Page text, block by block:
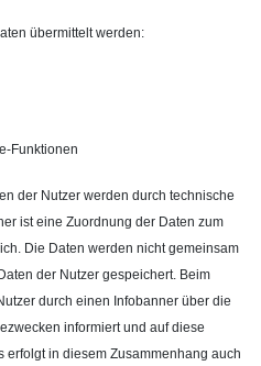
übermittelt werden:
Funktionen
der Nutzer werden durch technische
ist eine Zuordnung der Daten zum
Die Daten werden nicht gemeinsam
der Nutzer gespeichert. Beim
durch einen Infobanner über die
informiert und auf diese
erfolgt in diesem Zusammenhang auch